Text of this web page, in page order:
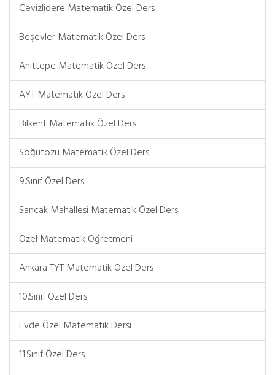
Cevizlidere Matematik Özel Ders
Beşevler Matematik Özel Ders
Anıttepe Matematik Özel Ders
AYT Matematik Özel Ders
Bilkent Matematik Özel Ders
Söğütözü Matematik Özel Ders
9.Sınıf Özel Ders
Sancak Mahallesi Matematik Özel Ders
Özel Matematik Öğretmeni
Ankara TYT Matematik Özel Ders
10.Sınıf Özel Ders
Evde Özel Matematik Dersi
11.Sınıf Özel Ders